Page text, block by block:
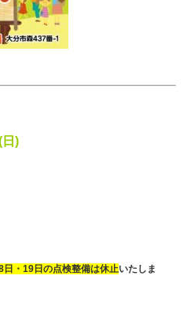
)
日・19日の点検整備は休止いたしま